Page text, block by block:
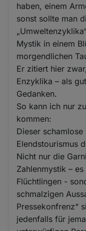
haben, einem
sonst sollte man
Mystik in einem
morgendlichen
Er zitiert hier
Enzyklika – als
Gedanken.
So kann ich nur
kommen:
Dieser
Elendstourismus
Nicht nur die
Zahlenmystik –
Flüchtlingen -
schmalzigen
Pressekonfrenz“
jedenfalls für